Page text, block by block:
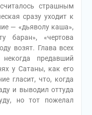
страшным
сразу уходит к
— «дьяволу каша»,
баран», «чертова
возят. Глава всех
предавший
у Сатаны, как его
гласит, что, когда
и выводил оттуда
но тот пожелал